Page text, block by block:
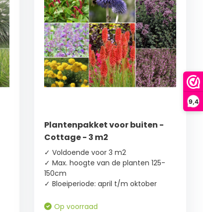
9,4
Plantenpakket voor buiten -
Cottage - 3 m2
✓ Voldoende voor 3 m2
✓ Max. hoogte van de planten 125-
150cm
✓ Bloeiperiode: april t/m oktober
Op voorraad